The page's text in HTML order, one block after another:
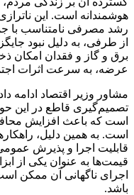
هوشمندانه است. این
رشد مصرفی نامتناسب با
از طرفی، به دلیل نبود
برق و گاز و فقدان امکان
عرضه، به سرعت اثرات
مشاور وزیر اقتصاد ادامه
تصمیم‌گیری قاطع در این
است که باعث افزایش
است. به همین دلیل،
قابلیت اجرا و پذیرش
قیمت‌ها به عنوان یکی از
اجرای ناگهانی آن ممکن
باشد.